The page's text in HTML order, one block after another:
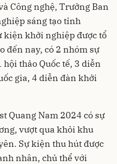
Công nghệ, Trưởng Ban
sáng tạo tỉnh
kiện khởi nghiệp được tổ
đến nay, có 2 nhóm sự
thảo Quốc tế, 3 diễn
gia, 4 diễn đàn khởi
Quang Nam 2024 có sự
vượt qua khỏi khu
Sự kiện thu hút được
nhân, chủ thể với